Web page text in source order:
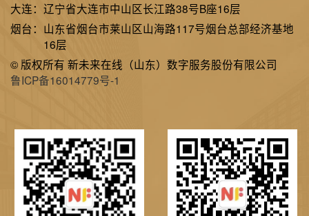
大连： 辽宁省大连市中山区长江路38号B座16层
烟台： 山东省烟台市莱山区山海路117号烟台总部经济基地
16层
© 版权所有 新未来在线（山东）数字服务股份有限公司
鲁ICP备16014779号-1